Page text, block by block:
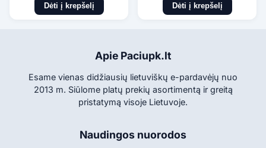
Dėti į krepšelį Dėti į krepšelį
Apie Paciupk.lt
Esame vienas didžiausių lietuviškų e-pardavėjų nuo
2013 m. Siūlome platų prekių asortimentą ir greitą
pristatymą visoje Lietuvoje.
Naudingos nuorodos